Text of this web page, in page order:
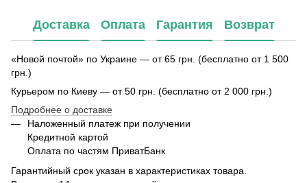
Доставка Оплата Гарантия Возврат
«Новой почтой» по Украине — от 65 грн. (бесплатно от 1 500
грн.)
Курьером по Киеву — от 50 грн. (бесплатно от 2 000 грн.)
Подробнее о доставке
Наложенный платеж при получении
Кредитной картой
Оплата по частям ПриватБанк
Гарантийный срок указан в характеристиках товара.